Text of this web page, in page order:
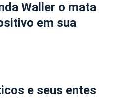
Waller o mata
em sua
e seus entes